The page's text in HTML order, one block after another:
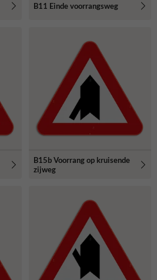
B11 Einde voorrangsweg
B15b Voorrang op kruisende
zijweg